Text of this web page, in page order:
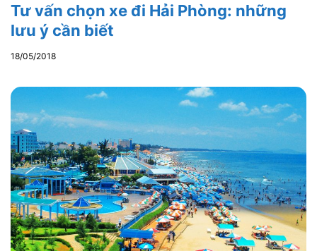
Tư vấn chọn xe đi Hải Phòng: những
lưu ý cần biết
18/05/2018